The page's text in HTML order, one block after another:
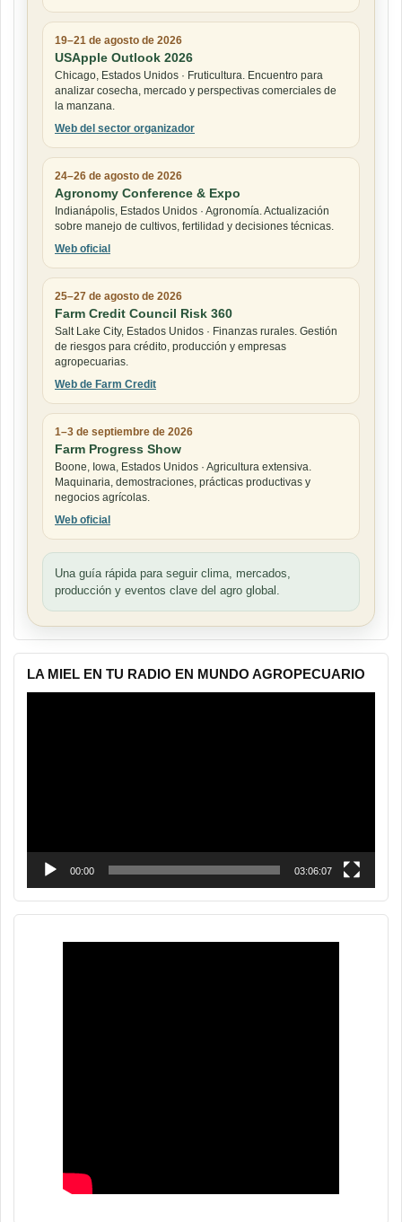
19–21 de agosto de 2026
USApple Outlook 2026
Chicago, Estados Unidos · Fruticultura. Encuentro para
analizar cosecha, mercado y perspectivas comerciales de
la manzana.
Web del sector organizador
24–26 de agosto de 2026
Agronomy Conference & Expo
Indianápolis, Estados Unidos · Agronomía. Actualización
sobre manejo de cultivos, fertilidad y decisiones técnicas.
Web oficial
25–27 de agosto de 2026
Farm Credit Council Risk 360
Salt Lake City, Estados Unidos · Finanzas rurales. Gestión
de riesgos para crédito, producción y empresas
agropecuarias.
Web de Farm Credit
1–3 de septiembre de 2026
Farm Progress Show
Boone, Iowa, Estados Unidos · Agricultura extensiva.
Maquinaria, demostraciones, prácticas productivas y
negocios agrícolas.
Web oficial
Una guía rápida para seguir clima, mercados,
producción y eventos clave del agro global.
LA MIEL EN TU RADIO EN MUNDO AGROPECUARIO
00:00 03:06:07